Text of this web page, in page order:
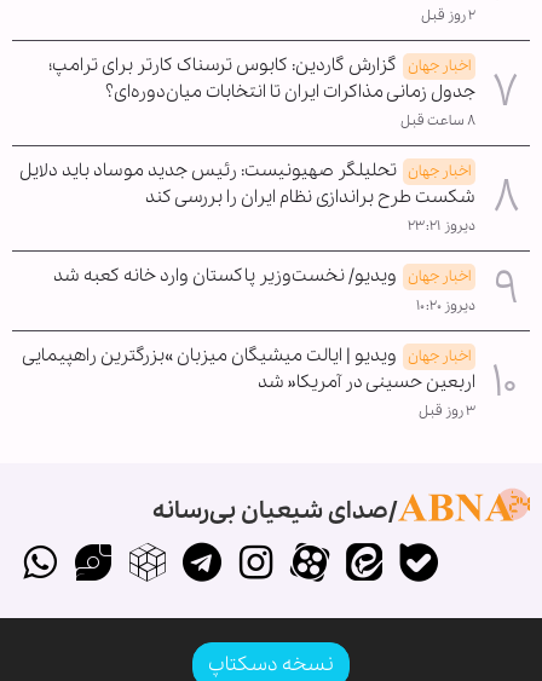
۲ روز قبل
اخبار جهان گزارش گاردین: کابوس ترسناک کارتر برای ترامپ؛
جدول زمانی مذاکرات ایران تا انتخابات میان‌دوره‌ای؟
۸ ساعت قبل
اخبار جهان تحلیلگر صهیونیست: رئیس جدید موساد باید دلایل
شکست طرح براندازی نظام ایران را بررسی کند
دیروز ۲۳:۲۱
اخبار جهان ویدیو/ نخست‌وزیر پاکستان وارد خانه کعبه شد
دیروز ۱۰:۲۰
اخبار جهان ویدیو | ایالت میشیگان میزبان »بزرگترین راهپیمایی
اربعین حسینی در آمریکا« شد
۳ روز قبل
صدای شیعیان بی‌رسانه
نسخه دسکتاپ